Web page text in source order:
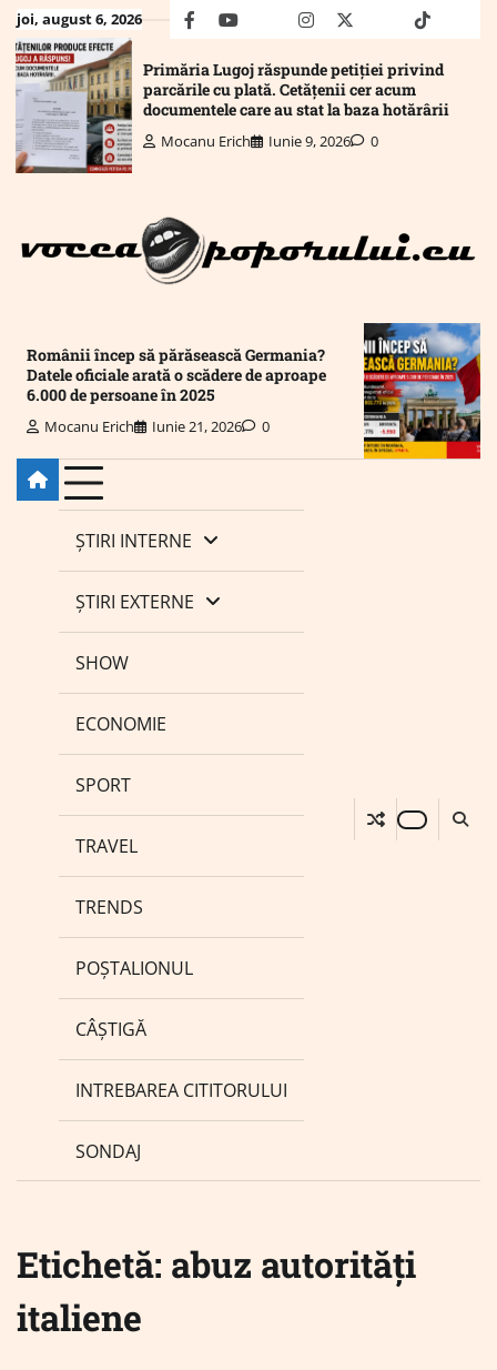
Skip
to
content
joi, august 6, 2026 facebookyoutubeMailinstagram
twitter truthtiktok
Primăria Lugoj răspunde petiției privind
parcările cu plată. Cetățenii cer acum
documentele care au stat la baza hotărârii
Mocanu Erich Iunie 9, 2026 0
Românii încep să părăsească Germania?
Datele oficiale arată o scădere de aproape
6.000 de persoane în 2025
Mocanu Erich Iunie 21, 2026 0
ȘTIRI INTERNE
ȘTIRI EXTERNE
SHOW
ECONOMIE
SPORT
TRAVEL
TRENDS
POȘTALIONUL
CÂȘTIGĂ
INTREBAREA CITITORULUI
SONDAJ
Etichetă: abuz autorități
italiene